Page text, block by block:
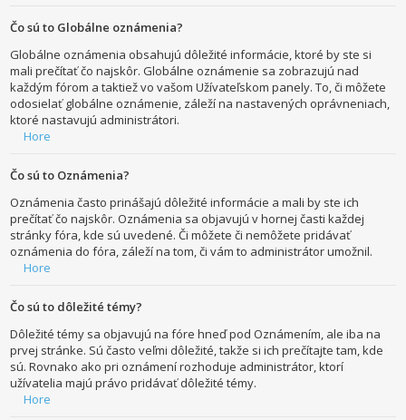
Čo sú to Globálne oznámenia?
Globálne oznámenia obsahujú dôležité informácie, ktoré by ste si
mali prečítať čo najskôr. Globálne oznámenie sa zobrazujú nad
každým fórom a taktiež vo vašom Užívateľskom panely. To, či môžete
odosielať globálne oznámenie, záleží na nastavených oprávneniach,
ktoré nastavujú administrátori.
Hore
Čo sú to Oznámenia?
Oznámenia často prinášajú dôležité informácie a mali by ste ich
prečítať čo najskôr. Oznámenia sa objavujú v hornej časti každej
stránky fóra, kde sú uvedené. Či môžete či nemôžete pridávať
oznámenia do fóra, záleží na tom, či vám to administrátor umožnil.
Hore
Čo sú to dôležité témy?
Dôležité témy sa objavujú na fóre hneď pod Oznámením, ale iba na
prvej stránke. Sú často veľmi dôležité, takže si ich prečítajte tam, kde
sú. Rovnako ako pri oznámení rozhoduje administrátor, ktorí
užívatelia majú právo pridávať dôležité témy.
Hore